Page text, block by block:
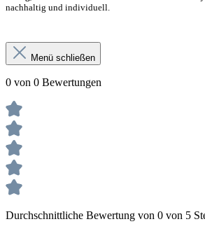
nachhaltig und individuell.
Menü schließen
0 von 0 Bewertungen
Durchschnittliche Bewertung von 0 von 5